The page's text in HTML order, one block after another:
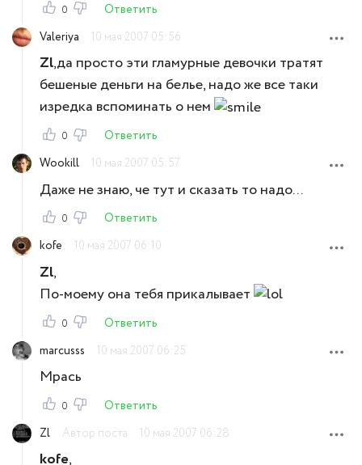
0
Ответить
Valeriya
10 мая 2007 05:56
Zl,да просто эти гламурные девочки тратят
бешеные деньги на белье, надо же все таки
изредка вспоминать о нем
0
Ответить
Wookill
10 мая 2007 05:57
Даже не знаю, че тут и сказать то надо...
0
Ответить
kofe
10 мая 2007 06:10
Zl,
По-моему она тебя прикалывает
0
Ответить
marcusss
10 мая 2007 06:25
Мрась
0
Ответить
Zl
Автор поста 10 мая 2007 06:28
kofe,